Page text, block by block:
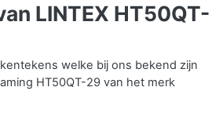
LINTEX HT50QT-
welke bij ons bekend zijn
HT50QT-29 van het merk